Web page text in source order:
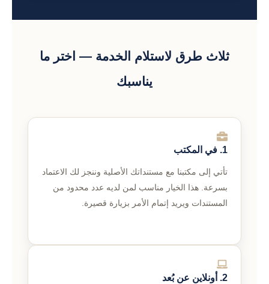
ثلاث طرق لاستلام الخدمة — اختر ما
يناسبك
1. في المكتب
تأتي إلى مكتبنا مع مستنداتك الأصلية وننجز لك الاعتماد
بسرعة. هذا الخيار مناسب لمن لديه عدد محدود من
المستندات ويريد إتمام الأمر بزيارة قصيرة.
2. أونلاين عن بُعد